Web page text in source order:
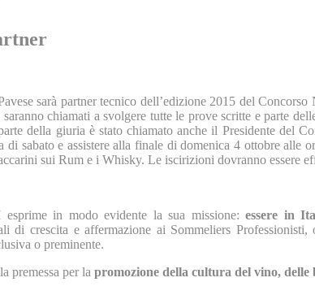
sarà partner tecnico dell’edizione 2015 del
chiamati a svolgere tutte le prove scritte e parte
della giuria è stato chiamato anche il Presidente del
sabato e assistere alla finale di domenica 4 ottobre
sui Rum e i Whisky. Le iscirizioni dovranno essere
in modo evidente la sua missione:essere in
di crescita e affermazione ai Sommeliers
o preminente.
premessa per la promozione della cultura del vino, delle